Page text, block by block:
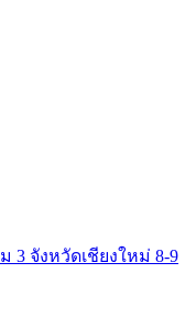
3 จังหวัดเชียงใหม่ 8-9